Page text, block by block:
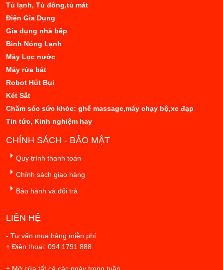
Tủ lạnh, Tủ đông,tủ mát
Điện Gia Dụng
Gia dụng nhà bếp
Bình Nóng Lạnh
Máy Lọc nước
Máy rửa bát
Robot Hút Bụi
Két Sắt
Chăm sóc sức khỏe: ghế massage,máy chạy bộ,xe đạp
Tin tức, Kinh nghiệm hay
CHÍNH SÁCH - BẢO MẬT
Quy trình thanh toán
Chính sách giao hàng
Bảo hành và đổi trả
LIÊN HỆ
- Tư vấn mua hàng miễn phí
+ Điện thoại: 094 1791 888